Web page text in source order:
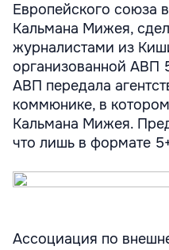
Европейского союза
Кальмана Мижея,
журналистами из
организованной АВП
АВП передала
коммюнике, в
Кальмана Мижея.
что лишь в формате
Ассоциация по